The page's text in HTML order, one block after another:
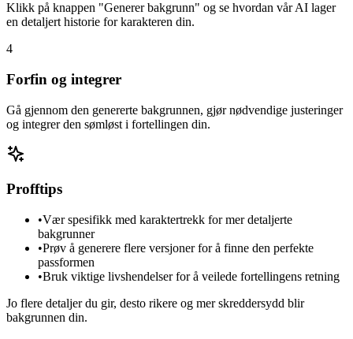
Klikk på knappen "Generer bakgrunn" og se hvordan vår AI lager
en detaljert historie for karakteren din.
4
Forfin og integrer
Gå gjennom den genererte bakgrunnen, gjør nødvendige justeringer
og integrer den sømløst i fortellingen din.
Profftips
•Vær spesifikk med karaktertrekk for mer detaljerte
bakgrunner
•Prøv å generere flere versjoner for å finne den perfekte
passformen
•Bruk viktige livshendelser for å veilede fortellingens retning
Jo flere detaljer du gir, desto rikere og mer skreddersydd blir
bakgrunnen din.